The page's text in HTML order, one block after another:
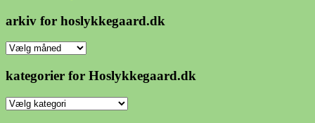
arkiv for hoslykkegaard.dk
arkiv
hoslykkegaard.dk
kategorier for Hoslykkegaard.dk
kategorier